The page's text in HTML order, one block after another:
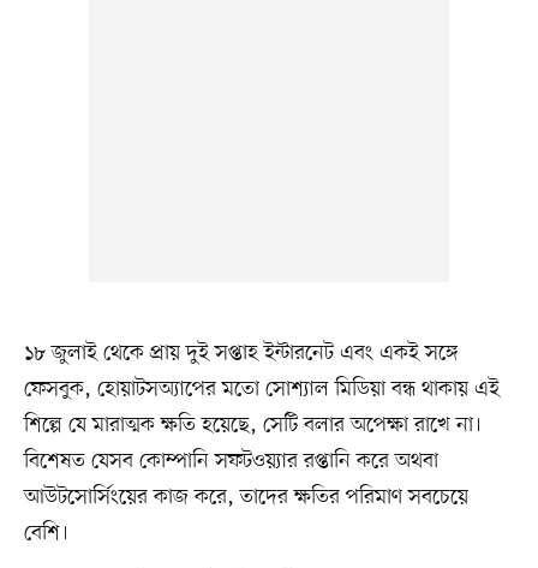
১৮ জুলাই থেকে প্রায় দুই সপ্তাহ ইন্টারনেট এবং একই সঙ্গে
ফেসবুক, হোয়াটসঅ্যাপের মতো সোশ্যাল মিডিয়া বন্ধ থাকায় এই
শিল্পে যে মারাত্মক ক্ষতি হয়েছে, সেটি বলার অপেক্ষা রাখে না।
বিশেষত যেসব কোম্পানি সফটওয়্যার রপ্তানি করে অথবা
আউটসোর্সিংয়ের কাজ করে, তাদের ক্ষতির পরিমাণ সবচেয়ে
বেশি।